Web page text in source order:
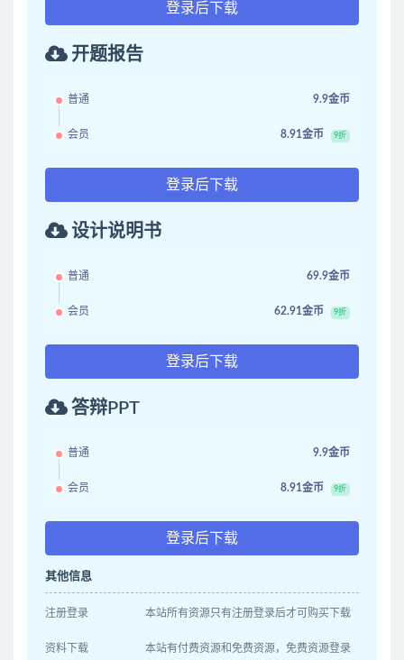
登录后下载
开题报告
普通 9.9金币
会员 8.91金币 9折
登录后下载
设计说明书
普通 69.9金币
会员 62.91金币 9折
登录后下载
答辩PPT
普通 9.9金币
会员 8.91金币 9折
登录后下载
其他信息
注册登录 本站所有资源只有注册登录后才可购买下载
资料下载
本站有付费资源和免费资源，免费资源登录